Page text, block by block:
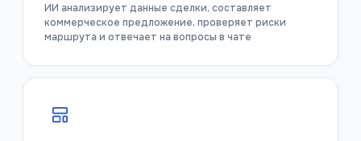
ИИ анализирует данные сделки, составляет
коммерческое предложение, проверяет риски
маршрута и отвечает на вопросы в чате